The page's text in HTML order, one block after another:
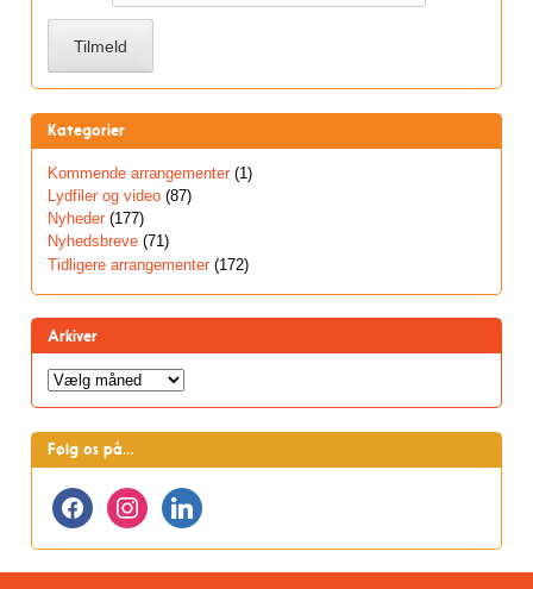
Kategorier
Kommende arrangementer (1)
Lydfiler og video (87)
Nyheder (177)
Nyhedsbreve (71)
Tidligere arrangementer (172)
Arkiver
Arkiver
Følg os på…
facebookinstagramlinkedin